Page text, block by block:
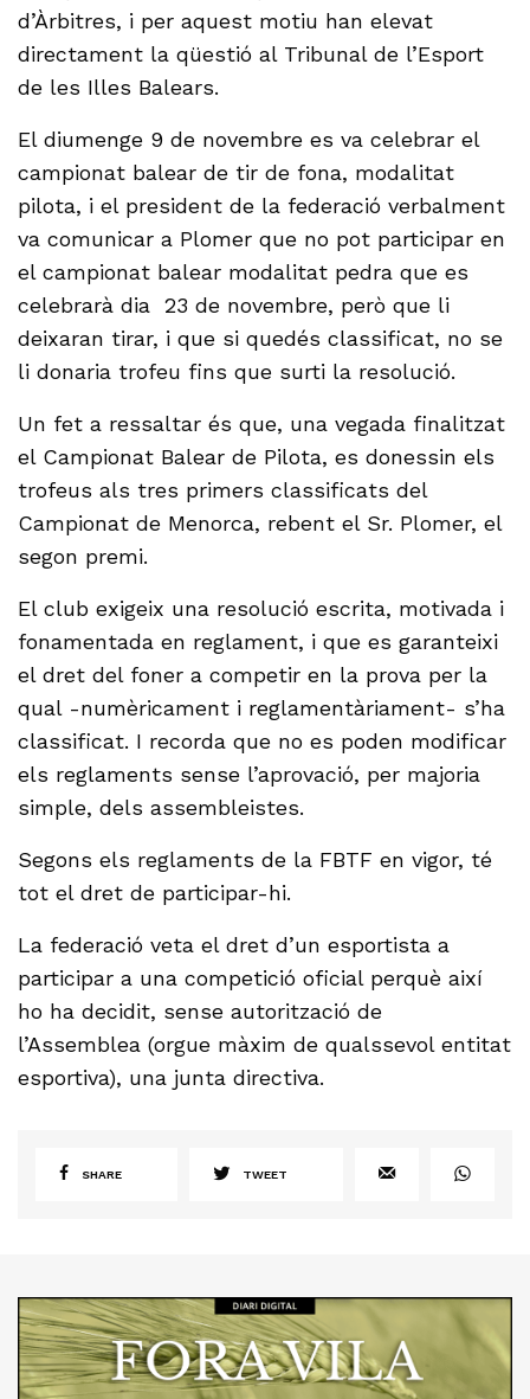
d’Àrbitres, i per aquest motiu han elevat
directament la qüestió al Tribunal de l’Esport
de les Illes Balears.
El diumenge 9 de novembre es va celebrar el
campionat balear de tir de fona, modalitat
pilota, i el president de la federació verbalment
va comunicar a Plomer que no pot participar en
el campionat balear modalitat pedra que es
celebrarà dia 23 de novembre, però que li
deixaran tirar, i que si quedés classificat, no se
li donaria trofeu fins que surti la resolució.
Un fet a ressaltar és que, una vegada finalitzat
el Campionat Balear de Pilota, es donessin els
trofeus als tres primers classificats del
Campionat de Menorca, rebent el Sr. Plomer, el
segon premi.
El club exigeix una resolució escrita, motivada i
fonamentada en reglament, i que es garanteixi
el dret del foner a competir en la prova per la
qual -numèricament i reglamentàriament- s’ha
classificat. I recorda que no es poden modificar
els reglaments sense l’aprovació, per majoria
simple, dels assembleistes.
Segons els reglaments de la FBTF en vigor, té
tot el dret de participar-hi.
La federació veta el dret d’un esportista a
participar a una competició oficial perquè així
ho ha decidit, sense autorització de
l’Assemblea (orgue màxim de qualssevol entitat
esportiva), una junta directiva.
SHARE TWEET